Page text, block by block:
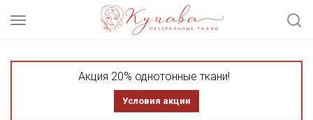
Акция 20% однотонные ткани!
Условия акции